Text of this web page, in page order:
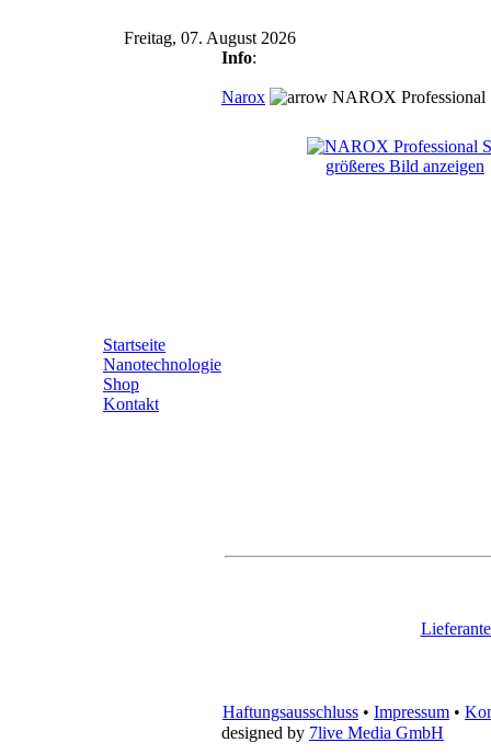
Freitag, 07. August 2026
Startseite
Nanotechnologie
Shop
Kontakt
Info:
Narox NAROX Professional
größeres Bild anzeigen
Haftungsausschluss • Impressum •
designed by 7live Media GmbH